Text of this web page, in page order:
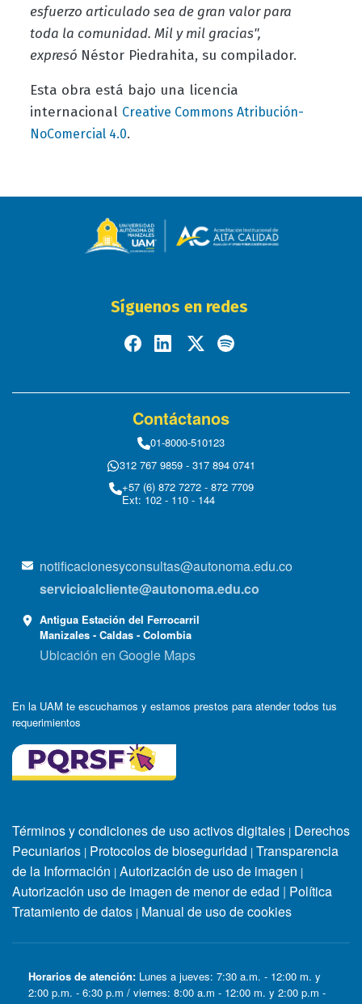
esfuerzo articulado sea de gran valor para
toda la comunidad. Mil y mil gracias",
expresó Néstor Piedrahita, su compilador.
Esta obra está bajo una licencia
internacional Creative Commons Atribución-
NoComercial 4.0.
Síguenos en redes
Contáctanos
01-8000-510123
312 767 9859 - 317 894 0741
+57 (6) 872 7272 - 872 7709
Ext: 102 - 110 - 144
notificacionesyconsultas@autonoma.edu.co
servicioalcliente@autonoma.edu.co
Antigua Estación del Ferrocarril
Manizales - Caldas - Colombia
Ubicación en Google Maps
En la UAM te escuchamos y estamos prestos para atender todos tus
requerimientos
Términos y condiciones de uso activos digitales | Derechos
Pecuniarios | Protocolos de bioseguridad | Transparencia
de la Información | Autorización de uso de imagen |
Autorización uso de imagen de menor de edad | Política
Tratamiento de datos | Manual de uso de cookies
Horarios de atención: Lunes a jueves: 7:30 a.m. - 12:00 m. y
2:00 p.m. - 6:30 p.m / viernes: 8:00 a.m - 12:00 m. y 2:00 p.m -